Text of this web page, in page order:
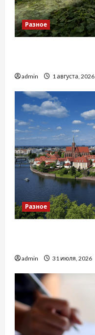
Разное
admin 1 августа, 2026
Разное
admin 31 июля, 2026